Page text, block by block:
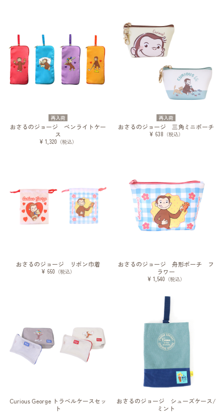
再入荷
おさるのジョージ ペンライトケー
ス
¥ 1,320 （税込）
再入荷
おさるのジョージ 三角ミニポーチ
¥ 638 （税込）
おさるのジョージ リボン巾着
¥ 660 （税込）
おさるのジョージ 舟形ポーチ フ
ラワー
¥ 1,540 （税込）
Curious George トラベルケースセッ
ト
おさるのジョージ シューズケース/
ミント